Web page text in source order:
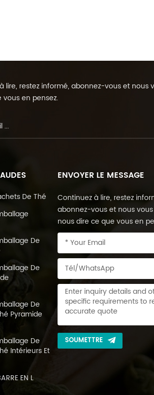
lire, restez informé, abonnez-vous et nous
vous en pensez.
De Thé
De
De
De
Pyramide
De
Intérieurs Et
EN L
ENVOYER LE MESSAGE
Continuez à lire, restez
abonnez-vous et nous
nous dire ce que vous en
SOUMETTRE